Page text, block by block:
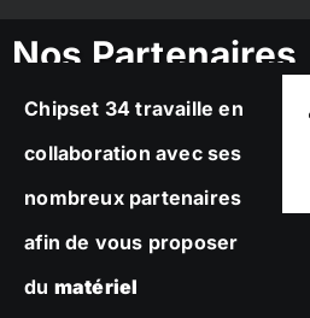
Nos Partenaires
Chipset 34 travaille en
collaboration avec ses
nombreux partenaires
afin de vous proposer
du matériel